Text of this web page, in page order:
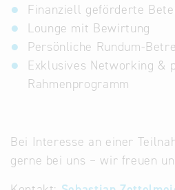
Finanziell geförderte
Lounge mit Bewirtung
Persönliche Rundum-
Exklusives Networking &
Rahmenprogramm
Bei Interesse an einer
gerne bei uns – wir freuen